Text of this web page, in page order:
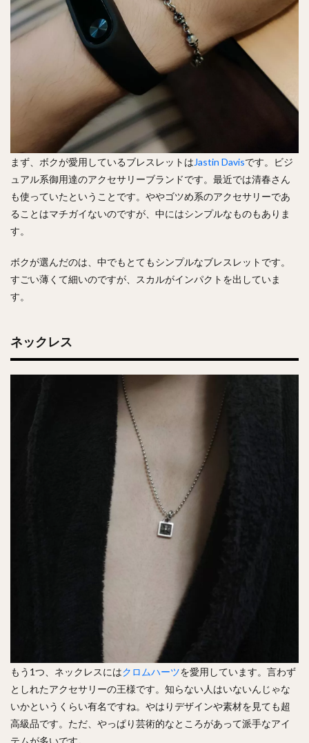
まず、ボクが愛用しているブレスレットはJastin Davisです。ビジ
ュアル系御用達のアクセサリーブランドです。最近では清春さん
も使っていたということです。ややゴツめ系のアクセサリーであ
ることはマチガイないのですが、中にはシンプルなものもありま
す。
ボクが選んだのは、中でもとてもシンプルなブレスレットです。
すごい薄くて細いのですが、スカルがインパクトを出していま
す。
ネックレス
もう1つ、ネックレスにはクロムハーツを愛用しています。言わず
としれたアクセサリーの王様です。知らない人はいないんじゃな
いかというくらい有名ですね。やはりデザインや素材を見ても超
高級品です。ただ、やっぱり芸術的なところがあって派手なアイ
テムが多いです。